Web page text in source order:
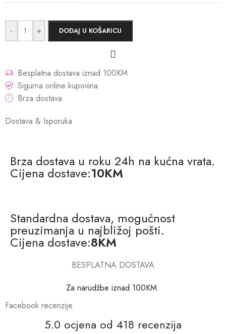
- + DODAJ U KOŠARICU
Besplatna dostava iznad 100KM
Sigurna online kupovina
Brza dostava
Dostava & Isporuka
Brza dostava u roku 24h na kućna vrata.
Cijena dostave:10KM
Standardna dostava, mogućnost
preuzimanja u najbližoj pošti.
Cijena dostave:8KM
BESPLATNA DOSTAVA
Za narudžbe iznad 100KM.
Facebook recenzije
5.0 ocjena od 418 recenzija